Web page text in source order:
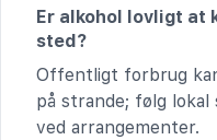
Er alkohol lovligt at
sted?
Offentligt forbrug
på strande; følg
ved arrangementer.